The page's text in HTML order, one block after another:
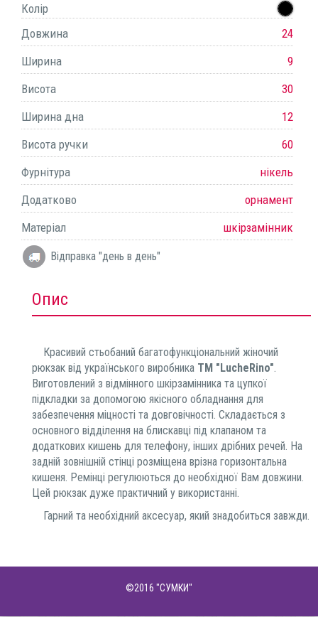
Колір
Довжина
24
Ширина
9
Висота
30
Ширина дна
12
Висота ручки
60
Фурнітура
нікель
Додатково
орнамент
Матеріал
шкірзамінник
Відправка "день в день"
Опис
Красивий стьобаний багатофункціональний жіночий
рюкзак від українського виробника ТМ "LucheRino"
Виготовлений з відмінного шкірзамінника та цупкої
підкладки за допомогою якісного обладнання для
забезпечення міцності та довговічності. Складається з
основного відділення на блискавці під клапаном та
додаткових кишень для телефону, інших дрібних речей. На
задній зовнішній стінці розміщена врізна горизонтальна
кишеня. Ремінці регулюються до необхідної Вам довжини.
Цей рюкзак дуже практичний у використанні.
Гарний та необхідний аксесуар, який знадобиться завжди.
©2016 "СУМКИ"